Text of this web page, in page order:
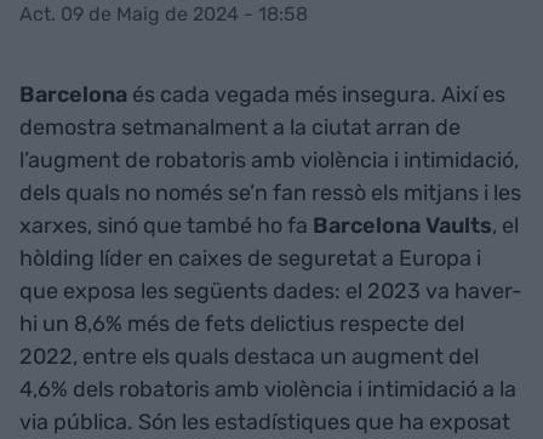
Act. 09 de Maig de 2024 - 18:58
Barcelona és cada vegada més insegura. Així es
demostra setmanalment a la ciutat arran de
l’augment de robatoris amb violència i intimidació,
dels quals no només se’n fan ressò els mitjans i les
xarxes, sinó que també ho fa Barcelona Vaults, el
hòlding líder en caixes de seguretat a Europa i
que exposa les següents dades: el 2023 va haver-
hi un 8,6% més de fets delictius respecte del
2022, entre els quals destaca un augment del
4,6% dels robatoris amb violència i intimidació a la
via pública. Són les estadístiques que ha exposat